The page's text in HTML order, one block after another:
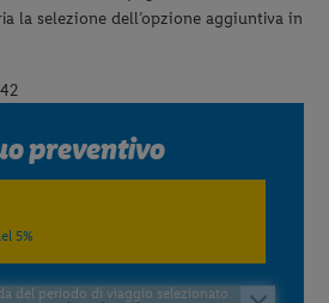
la selezione dell’opzione aggiuntiva in
preventivo
5%
del periodo di viaggio selezionato.